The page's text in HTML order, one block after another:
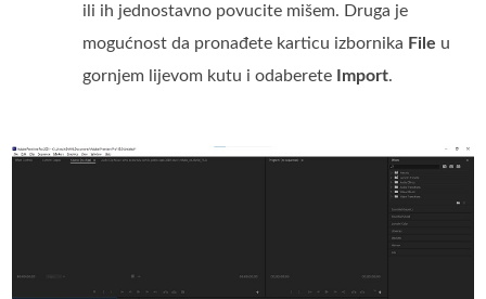
ili ih jednostavno povucite mišem. Druga je
mogućnost da pronađete karticu izbornika File u
gornjem lijevom kutu i odaberete
Import.